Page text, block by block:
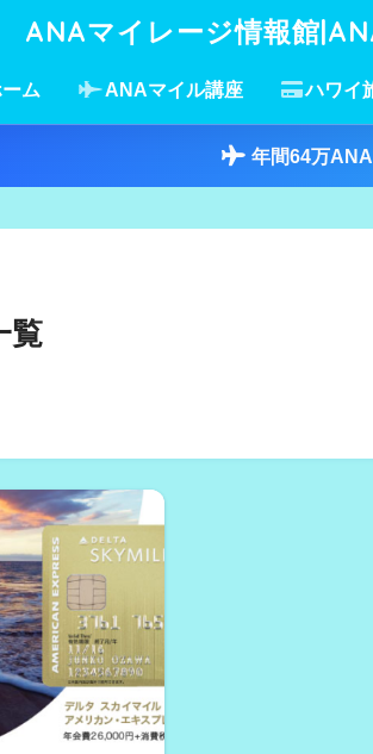
ANAマイレージ情報館
ム ANAマイル講座 ハワイ
年間64万
覧